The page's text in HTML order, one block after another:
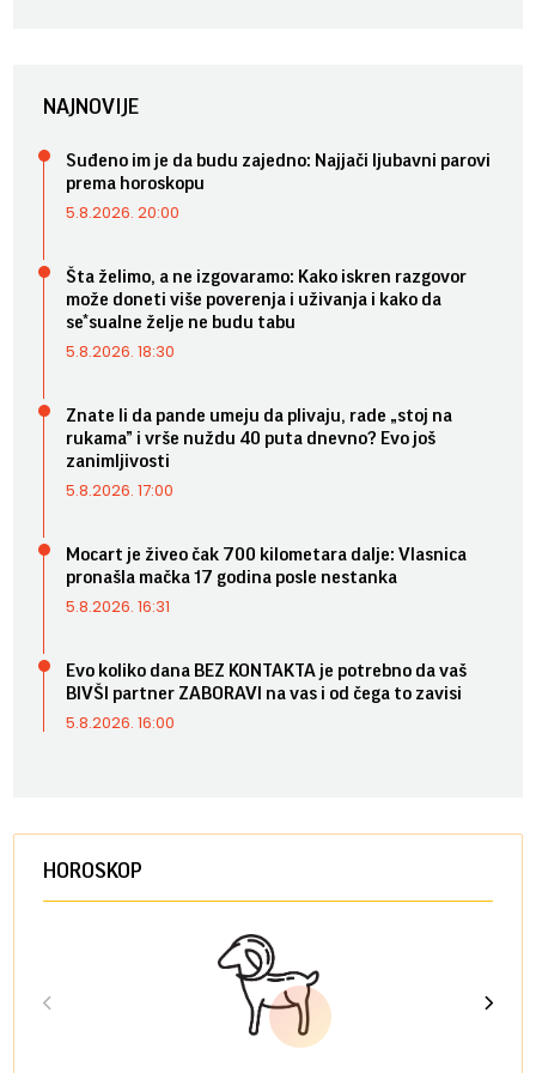
NAJNOVIJE
Suđeno im je da budu zajedno: Najjači ljubavni parovi
prema horoskopu
5.8.2026. 20:00
Šta želimo, a ne izgovaramo: Kako iskren razgovor
može doneti više poverenja i uživanja i kako da
se*sualne želje ne budu tabu
5.8.2026. 18:30
Znate li da pande umeju da plivaju, rade „stoj na
rukama” i vrše nuždu 40 puta dnevno? Evo još
zanimljivosti
5.8.2026. 17:00
Mocart je živeo čak 700 kilometara dalje: Vlasnica
pronašla mačka 17 godina posle nestanka
5.8.2026. 16:31
Evo koliko dana BEZ KONTAKTA je potrebno da vaš
BIVŠI partner ZABORAVI na vas i od čega to zavisi
5.8.2026. 16:00
HOROSKOP